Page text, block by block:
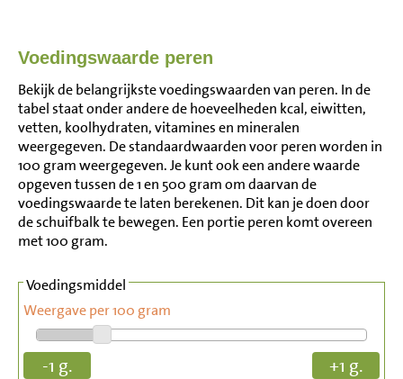
Voedingswaarde peren
Bekijk de belangrijkste voedingswaarden van peren. In de
tabel staat onder andere de hoeveelheden kcal, eiwitten,
vetten, koolhydraten, vitamines en mineralen
weergegeven. De standaardwaarden voor peren worden in
100 gram weergegeven. Je kunt ook een andere waarde
opgeven tussen de 1 en 500 gram om daarvan de
voedingswaarde te laten berekenen. Dit kan je doen door
de schuifbalk te bewegen. Een portie peren komt overeen
met 100 gram.
Voedingsmiddel
Weergave per 100 gram
-1 g. +1 g.